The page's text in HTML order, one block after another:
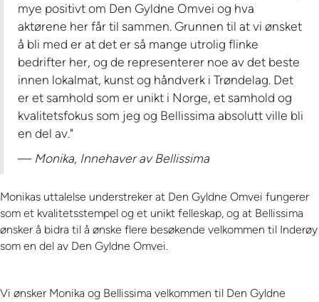
mye positivt om Den Gyldne Omvei og hva
aktørene her får til sammen. Grunnen til at vi ønsket
å bli med er at det er så mange utrolig flinke
bedrifter her, og de representerer noe av det beste
innen lokalmat, kunst og håndverk i Trøndelag. Det
er et samhold som er unikt i Norge, et samhold og
kvalitetsfokus som jeg og Bellissima absolutt ville bli
en del av."
— Monika, Innehaver av Bellissima
Monikas uttalelse understreker at Den Gyldne Omvei fungerer
som et kvalitetsstempel og et unikt felleskap, og at Bellissima
ønsker å bidra til å ønske flere besøkende velkommen til Inderøy
som en del av Den Gyldne Omvei.
Vi ønsker Monika og Bellissima velkommen til Den Gyldne